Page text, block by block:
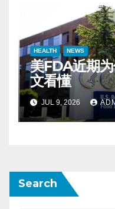
HEALTH NEWS
美FDA近期
文看懂
JUL 9, 2026
Search